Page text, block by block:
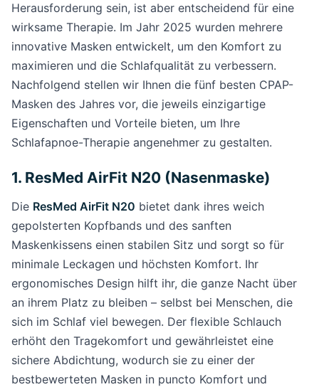
Herausforderung sein, ist aber entscheidend für eine
wirksame Therapie. Im Jahr 2025 wurden mehrere
innovative Masken entwickelt, um den Komfort zu
maximieren und die Schlafqualität zu verbessern.
Nachfolgend stellen wir Ihnen die fünf besten CPAP-
Masken des Jahres vor, die jeweils einzigartige
Eigenschaften und Vorteile bieten, um Ihre
Schlafapnoe-Therapie angenehmer zu gestalten.
1. ResMed AirFit N20 (Nasenmaske)
Die ResMed AirFit N20 bietet dank ihres weich
gepolsterten Kopfbands und des sanften
Maskenkissens einen stabilen Sitz und sorgt so für
minimale Leckagen und höchsten Komfort. Ihr
ergonomisches Design hilft ihr, die ganze Nacht über
an ihrem Platz zu bleiben – selbst bei Menschen, die
sich im Schlaf viel bewegen. Der flexible Schlauch
erhöht den Tragekomfort und gewährleistet eine
sichere Abdichtung, wodurch sie zu einer der
bestbewerteten Masken in puncto Komfort und